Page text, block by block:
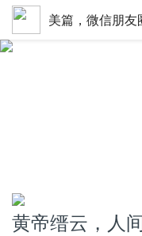
美篇，微信朋友
黄帝缙云，人